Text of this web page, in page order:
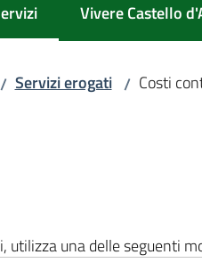
selezionatoVivere Castello
/ Servizi erogati / Costi
utilizza una delle seguenti